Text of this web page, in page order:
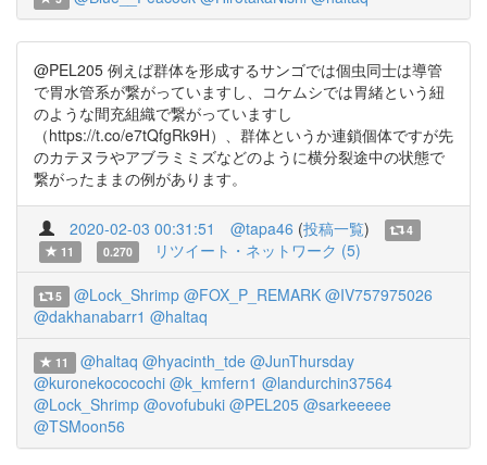
@PEL205 例えば群体を形成するサンゴでは個虫同士は導管
で胃水管系が繋がっていますし、コケムシでは胃緒という紐
のような間充組織で繋がっていますし
（https://t.co/e7tQfgRk9H）、群体というか連鎖個体ですが先
のカテヌラやアブラミミズなどのように横分裂途中の状態で
繋がったままの例があります。
2020-02-03 00:31:51 @tapa46 (投稿一覧)
4
11
0.270 リツイート・ネットワーク (5)
5 @Lock_Shrimp @FOX_P_REMARK @IV757975026
@dakhanabarr1 @haltaq
11 @haltaq @hyacinth_tde @JunThursday
@kuronekococochi @k_kmfern1 @landurchin37564
@Lock_Shrimp @ovofubuki @PEL205 @sarkeeeee
@TSMoon56